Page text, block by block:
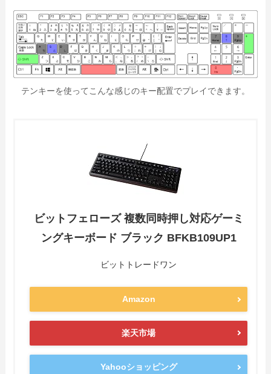
テンキーを使ってこんな感じのキー配置でプレイできます。
ビットフェローズ 複数同時押し対応ゲーミ
ングキーボード ブラック BFKB109UP1
ビットトレードワン
Amazon
楽天市場
Yahooショッピング